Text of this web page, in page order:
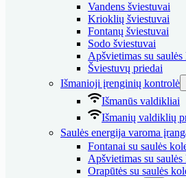
Vandens šviestuvai
Krioklių šviestuvai
Fontanų šviestuvai
Sodo šviestuvai
Apšvietimas su
Šviestuvų priedai
Išmanioji įrenginių kontrolė
Išmanūs valdikliai
Išmanių valdiklių
Saulės energija varoma
Fontanai su saulės
Apšvietimas su
Orapūtės su saulės